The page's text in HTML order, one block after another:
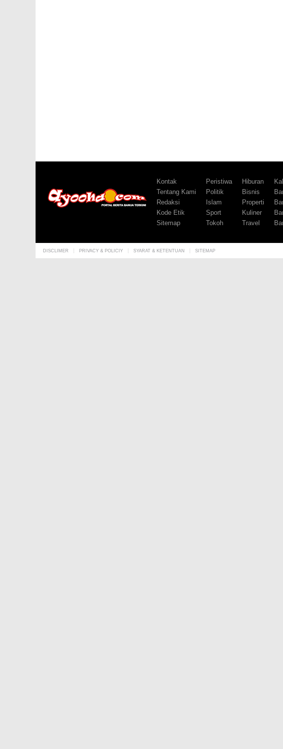
Kontak
Tentang Kami
Redaksi
Kode Etik
Sitemap
Peristiwa
Politik
Islam
Sport
Tokoh
Hiburan
Bisnis
Properti
Kuliner
Travel
DISCLIMER PRIVACY & POLICIY SYARAT & KETENTUAN SITEMAP